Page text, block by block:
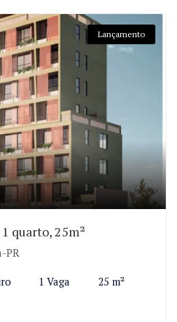
Lançamento
quarto, 25m²
PR
1 Vaga 25 m²